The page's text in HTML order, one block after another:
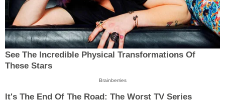
See The Incredible Physical Transformations Of
These Stars
Brainberries
It's The End Of The Road: The Worst TV Series